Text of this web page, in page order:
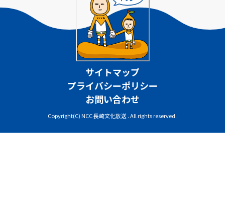
サイトマップ
プライバシーポリシー
お問い合わせ
Copyright(C) NCC 長崎文化放送 . All rights reserved.